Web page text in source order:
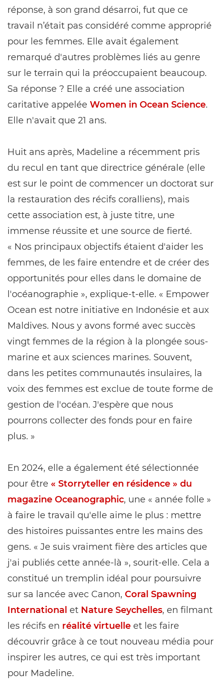
réponse, à son grand désarroi, fut que ce
travail n’était pas considéré comme approprié
pour les femmes. Elle avait également
remarqué d'autres problèmes liés au genre
sur le terrain qui la préoccupaient beaucoup.
Sa réponse ? Elle a créé une association
caritative appelée Women in Ocean Science.
Elle n'avait que 21 ans.
Huit ans après, Madeline a récemment pris
du recul en tant que directrice générale (elle
est sur le point de commencer un doctorat sur
la restauration des récifs coralliens), mais
cette association est, à juste titre, une
immense réussite et une source de fierté.
« Nos principaux objectifs étaient d'aider les
femmes, de les faire entendre et de créer des
opportunités pour elles dans le domaine de
l'océanographie », explique-t-elle. « Empower
Ocean est notre initiative en Indonésie et aux
Maldives. Nous y avons formé avec succès
vingt femmes de la région à la plongée sous-
marine et aux sciences marines. Souvent,
dans les petites communautés insulaires, la
voix des femmes est exclue de toute forme de
gestion de l'océan. J'espère que nous
pourrons collecter des fonds pour en faire
plus. »
En 2024, elle a également été sélectionnée
pour être « Storryteller en résidence » du
magazine Oceanographic, une « année folle »
à faire le travail qu'elle aime le plus : mettre
des histoires puissantes entre les mains des
gens. « Je suis vraiment fière des articles que
j'ai publiés cette année-là », sourit-elle. Cela a
constitué un tremplin idéal pour poursuivre
sur sa lancée avec Canon, Coral Spawning
International et Nature Seychelles, en filmant
les récifs en réalité virtuelle et les faire
découvrir grâce à ce tout nouveau média pour
inspirer les autres, ce qui est très important
pour Madeline.